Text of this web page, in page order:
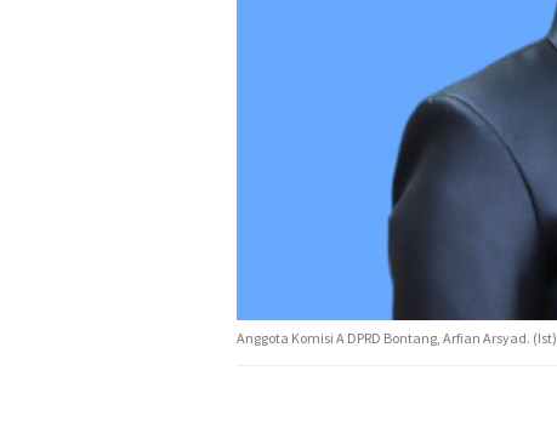
Anggota Komisi A DPRD Bontang, Arfian Arsyad. (Ist)